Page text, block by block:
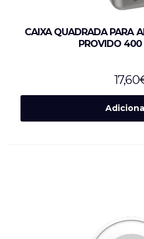
CAIXA QUADRADA PARA
PROVIDO 400
17,60